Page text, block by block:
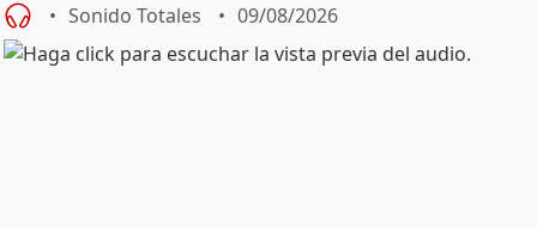
Sonido Totales 09/08/2026